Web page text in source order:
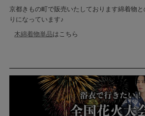
京都きもの町で販売いたしております綿着物
りになっています♪
木綿着物単品はこちら